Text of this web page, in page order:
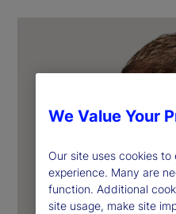
We Value Your
Our site uses cookies to
experience. Many are
function. Additional
site usage, make site